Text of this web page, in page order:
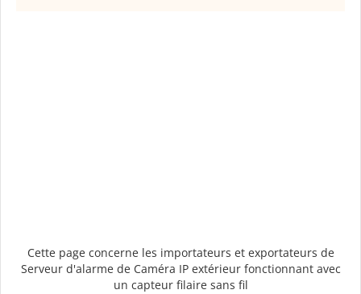
Cette page concerne les importateurs et exportateurs de
Serveur d'alarme de Caméra IP extérieur fonctionnant avec
un capteur filaire sans fil